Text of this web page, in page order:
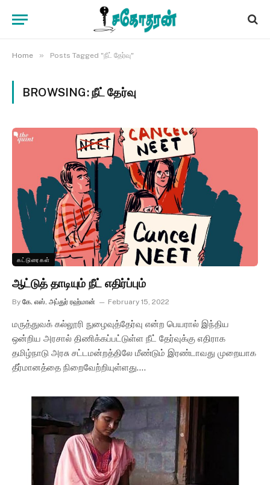
Home » Posts Tagged "நீட் தேர்வு"
BROWSING:நீட் தேர்வு
கட்டுரைகள்
ஆட்டுத் தாடியும் நீட் எதிர்ப்பும்
By கே. எஸ். அப்துர் ரஹ்மான் February 15, 2022
மருத்துவக் கல்லூரி நுழைவுத்தேர்வு என்ற பெயரால் இந்திய
ஒன்றிய அரசால் திணிக்கப்பட்டுள்ள நீட் தேர்வுக்கு எதிராக
தமிழ்நாடு அரசு சட்டமன்றத்திலே மீண்டும் இரண்டாவது முறையாக
தீர்மானத்தை நிறைவேற்றியுள்ளது.…